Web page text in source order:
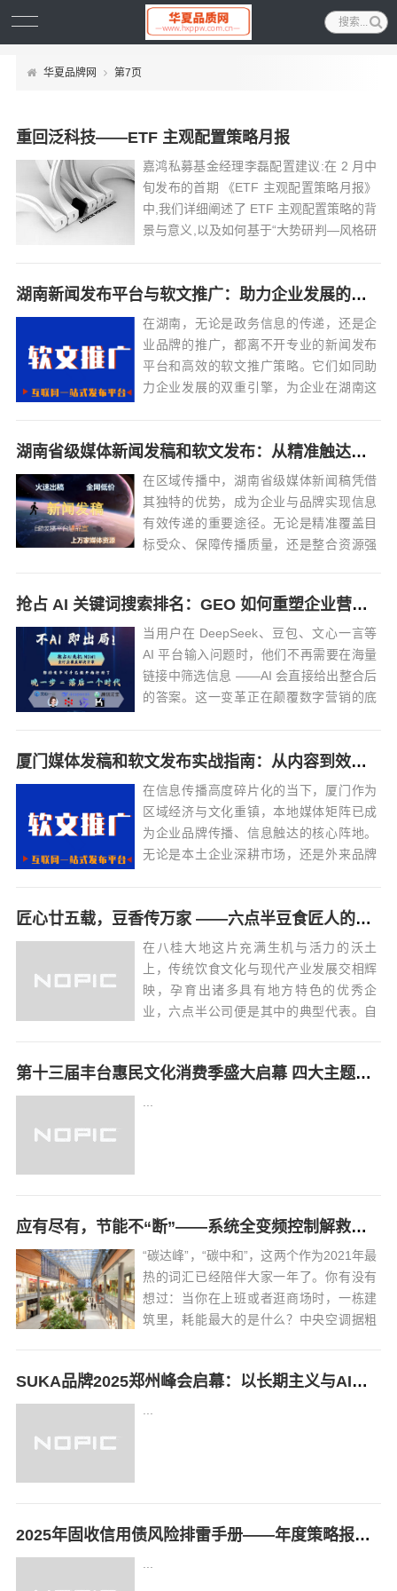
华夏品牌网 第7页
重回泛科技——ETF 主观配置策略月报
嘉鸿私募基金经理李磊配置建议:在 2 月中
旬发布的首期 《ETF 主观配置策略月报》
中,我们详细阐述了 ETF 主观配置策略的背
景与意义,以及如何基于“大势研判—风格研
框架,我们会于每月中旬更新市场展望,并推
荐 10...
湖南新闻发布平台与软文推广：助力企业发展的双重引擎
在湖南，无论是政务信息的传递，还是企
业品牌的推广，都离不开专业的新闻发布
平台和高效的软文推广策略。它们如同助
力企业发展的双重引擎，为企业在湖南这
并存政务类平台：官方声音的传递者• 湖南
省人民政府门户网站：作为湖南省政府...
湖南省级媒体新闻发稿和软文发布：从精准触达到高效落地全流程
在区域传播中，湖南省级媒体新闻稿凭借
其独特的优势，成为企业与品牌实现信息
有效传递的重要途径。无论是精准覆盖目
标受众、保障传播质量，还是整合资源强
传播基础湖南省级主流媒体阵容强大，
《湖南日报》《湖南卫视》《红网》《华
声在线》以及新...
抢占 AI 关键词搜索排名：GEO 如何重塑企业营销新逻辑
当用户在 DeepSeek、豆包、文心一言等
AI 平台输入问题时，他们不再需要在海量
链接中筛选信息 ——AI 会直接给出整合后
的答案。这一变革正在颠覆数字营销的底
厦门媒体发稿和软文发布实战指南：从内容到效果的完美转化
在信息传播高度碎片化的当下，厦门作为
区域经济与文化重镇，本地媒体矩阵已成
为企业品牌传播、信息触达的核心阵地。
无论是本土企业深耕市场，还是外来品牌
厦门媒体发稿的核心要点，从内容创作到
投放执行，再到效果优化，形成一套可落
地的实战指南...
匠心廿五载，豆香传万家 ——六点半豆食匠人的坚守与传承
在八桂大地这片充满生机与活力的沃土
上，传统饮食文化与现代产业发展交相辉
映，孕育出诸多具有地方特色的优秀企
业，六点半公司便是其中的典型代表。自
土，在推动产业发展、弘扬地方文化等方
第十三届丰台惠民文化消费季盛大启幕 四大主题板块点亮区域文化生活
应有尽有，节能不“断”——系统全变频控制解救中央空调能耗大户
“碳达峰”，“碳中和”，这两个作为2021年最
热的词汇已经陪伴大家一年了。你有没有
想过：当你在上班或者逛商场时，一栋建
筑里，耗能最大的是什么？中央空调据粗
为碳中和目标的重要工作。关于暖通空调
SUKA品牌2025郑州峰会启幕：以长期主义与AI技术锚定健康行业新未来
2025年固收信用债风险排雷手册——年度策略报告姊妹篇
...